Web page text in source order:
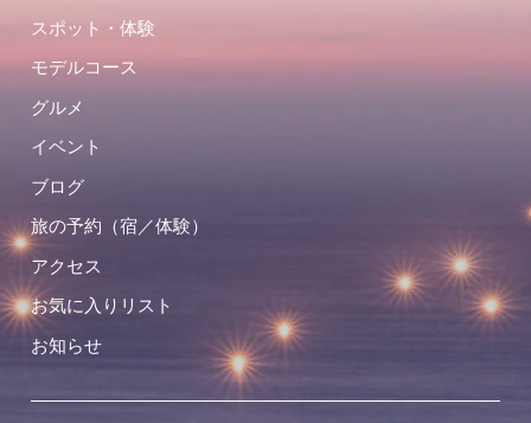
スポット・体験
モデルコース
グルメ
イベント
ブログ
旅の予約（宿／体験）
アクセス
お気に入りリスト
お知らせ